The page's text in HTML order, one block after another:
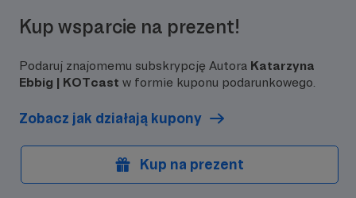
Kup wsparcie na prezent!
Podaruj znajomemu subskrypcję Autora Katarzyna
Ebbig | KOTcast w formie kuponu podarunkowego.
Zobacz jak działają kupony
Kup na prezent